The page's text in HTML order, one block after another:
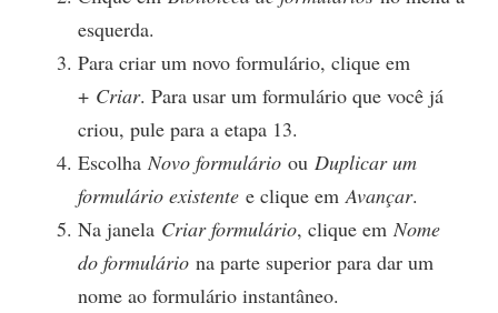
esquerda.
Para criar um novo formulário, clique em
+ Criar. Para usar um formulário que você já
criou, pule para a etapa 13.
Escolha Novo formulário ou Duplicar um
formulário existente e clique em Avançar.
Na janela Criar formulário, clique em Nome
do formulário na parte superior para dar um
nome ao formulário instantâneo.